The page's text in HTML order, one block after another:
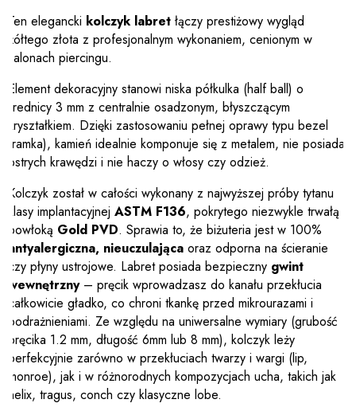
Ten elegancki kolczyk labret łączy prestiżowy wygląd
żółtego złota z profesjonalnym wykonaniem, cenionym w
salonach piercingu.
Element dekoracyjny stanowi niska półkulka (half ball) o
średnicy 3 mm z centralnie osadzonym, błyszczącym
kryształkiem. Dzięki zastosowaniu pełnej oprawy typu bezel
(ramka), kamień idealnie komponuje się z metalem, nie posiada
ostrych krawędzi i nie haczy o włosy czy odzież.
Kolczyk został w całości wykonany z najwyższej próby tytanu
klasy implantacyjnej ASTM F136, pokrytego niezwykle trwałą
powłoką Gold PVD. Sprawia to, że biżuteria jest w 100%
antyalergiczna, nieuczulająca oraz odporna na ścieranie
czy płyny ustrojowe. Labret posiada bezpieczny gwint
wewnętrzny– pręcik wprowadzasz do kanału przekłucia
całkowicie gładko, co chroni tkankę przed mikrourazami i
podrażnieniami. Ze względu na uniwersalne wymiary (grubość
pręcika 1.2 mm, długość 6mm lub 8 mm), kolczyk leży
perfekcyjnie zarówno w przekłuciach twarzy i wargi (lip,
monroe), jak i w różnorodnych kompozycjach ucha, takich jak
helix, tragus, conch czy klasyczne lobe.